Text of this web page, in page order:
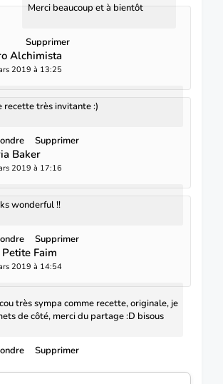
Merci beaucoup et à bientôt
Supprimer
Alchimista
2019 à 13:25
recette très invitante :)
Supprimer
Baker
2019 à 17:16
wonderful !!
Supprimer
Faim
2019 à 14:54
très sympa comme recette, originale, je
de côté, merci du partage :D bisous
Supprimer